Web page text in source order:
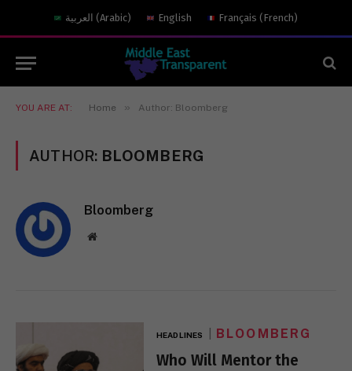
العربية (Arabic) English Français (French)
YOU ARE AT: Home » Author: Bloomberg
AUTHOR: BLOOMBERG
Bloomberg
Website
HEADLINES BLOOMBERG
Who Will Mentor the